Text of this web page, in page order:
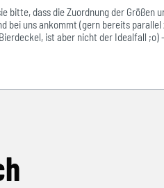
bitte, dass die Zuordnung der Größen
bei uns ankommt (gern bereits
ist aber nicht der Idealfall ;o)